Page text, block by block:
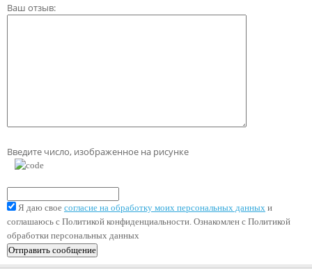
Ваш отзыв:
Введите число, изображенное на рисунке
Я даю свое согласие на обработку моих персональных данных и
соглашаюсь с Политикой конфиденциальности. Ознакомлен с Политикой
обработки персональных данных